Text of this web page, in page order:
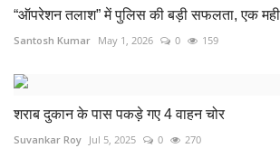
“ऑपरेशन तलाश” में पुलिस की बड़ी सफलता, एक
Santosh Kumar May 1, 2026 0 159
शराब दुकान के पास पकड़े गए 4 वाहन चोर
Suvankar Roy Jul 5, 2025 0 270